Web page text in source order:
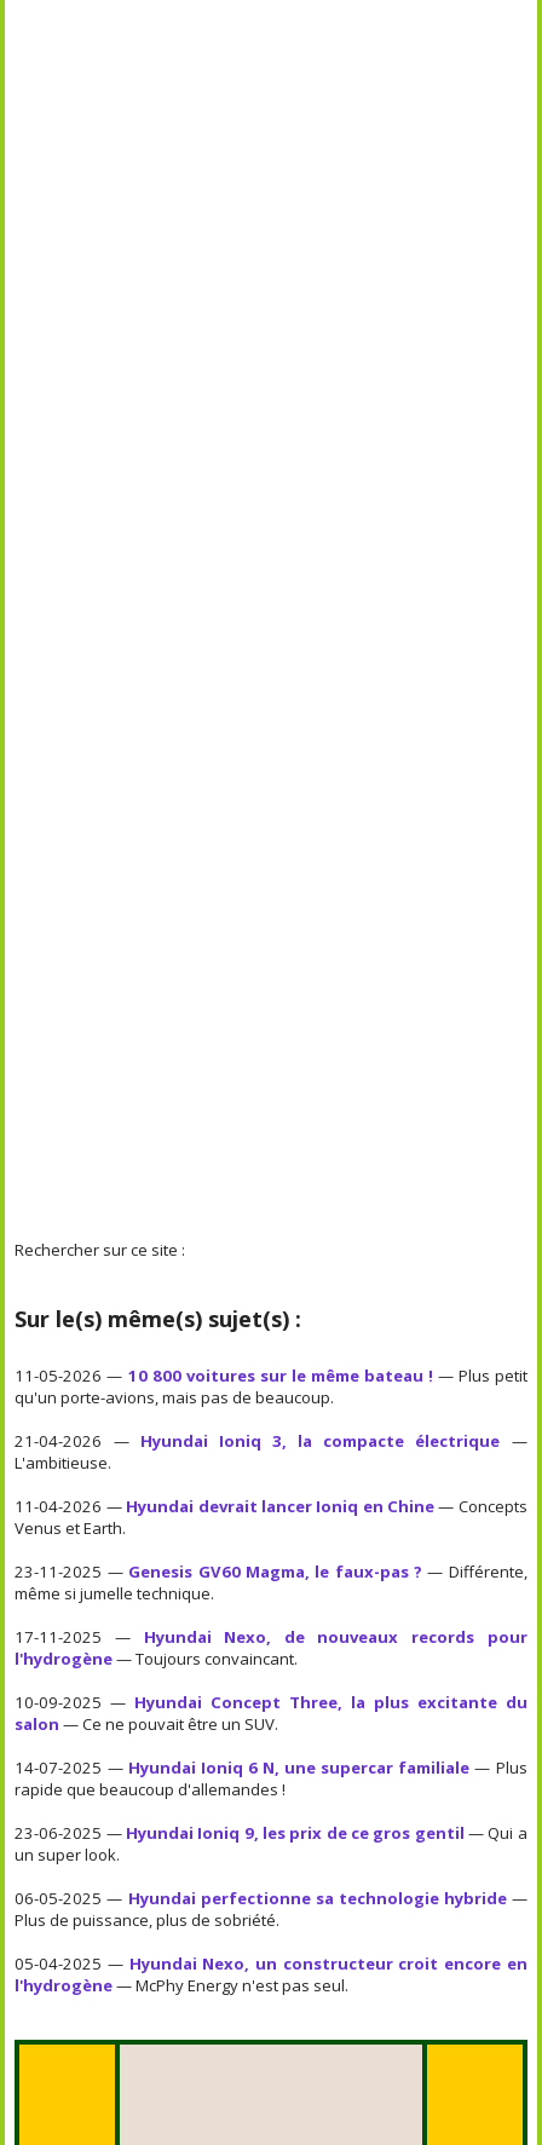
Rechercher sur ce site :
Sur le(s) même(s) sujet(s) :
11-05-2026 — 10 800 voitures sur le même bateau ! — Plus petit
qu'un porte-avions, mais pas de beaucoup.
21-04-2026 — Hyundai Ioniq 3, la compacte électrique —
L'ambitieuse.
11-04-2026 — Hyundai devrait lancer Ioniq en Chine— Concepts
Venus et Earth.
23-11-2025 — Genesis GV60 Magma, le faux-pas ? — Différente,
même si jumelle technique.
17-11-2025 — Hyundai Nexo, de nouveaux records pour
l'hydrogène— Toujours convaincant.
10-09-2025 — Hyundai Concept Three, la plus excitante du
salon — Ce ne pouvait être un SUV.
14-07-2025 — Hyundai Ioniq 6 N, une supercar familiale — Plus
rapide que beaucoup d'allemandes !
23-06-2025 — Hyundai Ioniq 9, les prix de ce gros gentil — Qui a
un super look.
06-05-2025 — Hyundai perfectionne sa technologie hybride—
Plus de puissance, plus de sobriété.
05-04-2025 — Hyundai Nexo, un constructeur croit encore en
l'hydrogène— McPhy Energy n'est pas seul.